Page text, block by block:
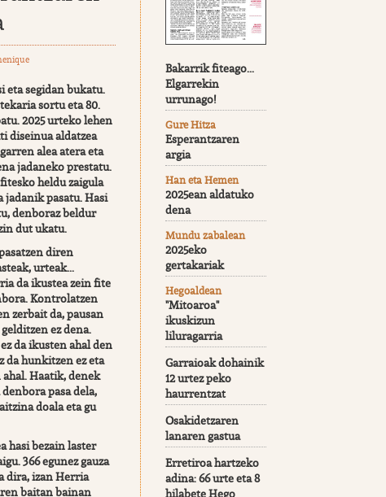
eta segidan bukatu.
sortu eta 80.
2025 urteko lehen
diseinua aldatzea
alea atera eta
jadaneko prestatu.
heldu zaigula
jadanik pasatu. Hasi
denboraz beldur
dut ukatu.
diren
urteak...
da ikustea zein fite
Kontrolatzen
zerbait da, pausan
ez dena.
da ikusten ahal den
da hunkitzen ez eta
Haatik, denek
pasa dela,
doala eta gu
hasi bezain laster
366 egunez gauza
dira, izan Herria
baitan bainan
Bakarrik fiteago...
Elgarrekin
urrunago!
Gure Hitza
Esperantzaren
argia
Han eta Hemen
2025ean aldatuko
dena
Mundu zabalean
2025eko
gertakariak
Hegoaldean
"Mitoaroa"
ikuskizun
liluragarria
Garraioak dohainik
12 urtez peko
haurrentzat
Osakidetzaren
lanaren gastua
Erretiroa hartzeko
adina: 66 urte eta 8